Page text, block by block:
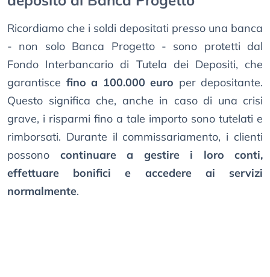
Ricordiamo che i soldi depositati presso una banca
- non solo Banca Progetto - sono protetti dal
Fondo Interbancario di Tutela dei Depositi, che
garantisce fino a 100.000 euro per depositante.
Questo significa che, anche in caso di una crisi
grave, i risparmi fino a tale importo sono tutelati e
rimborsati. Durante il commissariamento, i clienti
possono continuare a gestire i loro conti,
effettuare bonifici e accedere ai servizi
normalmente.